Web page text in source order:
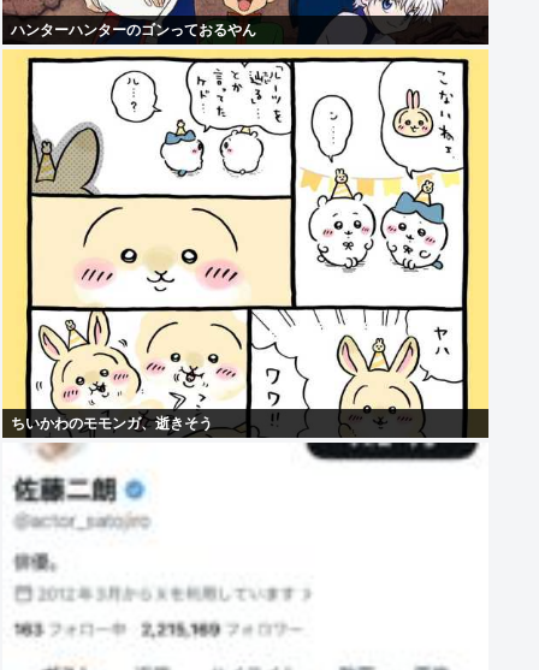
ハンターハンターのゴンっておるやん
ちいかわのモモンガ、逝きそう